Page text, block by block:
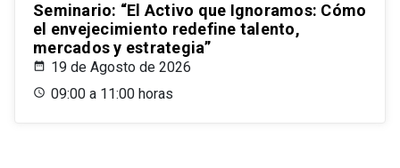
Seminario: “El Activo que Ignoramos: Cómo
el envejecimiento redefine talento,
mercados y estrategia”
19 de Agosto de 2026
09:00 a 11:00 horas